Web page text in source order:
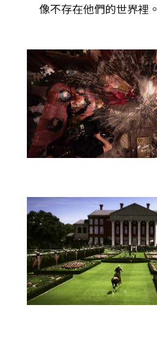
像不存在他們的世界裡。